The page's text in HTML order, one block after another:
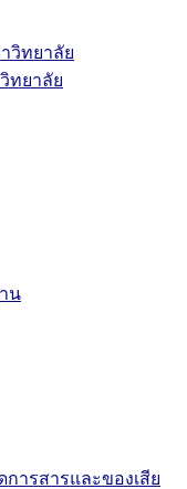
วิทยาลัย
ทยาลัย
น
ารสารและของเสีย